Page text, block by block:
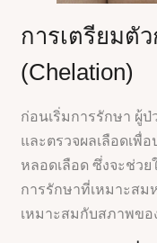
การเตรียมตั
(Chelation)
ก่อนเริ่มการรักษา ผู้ป่
และตรวจผลเลือดเพื่
หลอดเลือด ซึ่งจะช่ว
การรักษาที่เหมาะสม
เหมาะสมกับสภาพขอ